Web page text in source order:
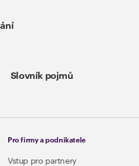
Slovník pojmů
Pro firmy a podnikatele
Vstup pro partnery